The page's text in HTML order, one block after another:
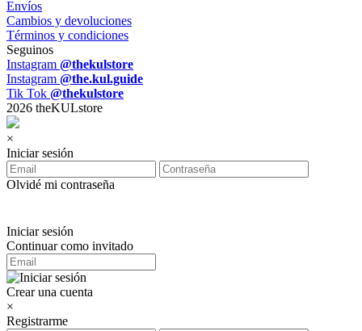
Envíos
Cambios y devoluciones
Términos y condiciones
Seguinos
Instagram @thekulstore
Instagram @the.kul.guide
Tik Tok @thekulstore
2026 theKULstore
×
Iniciar sesión
Olvidé mi contraseña
Iniciar sesión
Continuar como invitado
Crear una cuenta
×
Registrarme